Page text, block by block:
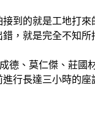
到的就是工地打
，就是完全不知
德、莫仁傑、莊國
行長達三小時的座